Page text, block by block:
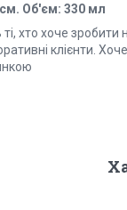
Об'єм: 330 мл
хто хоче зробити
клієнти.